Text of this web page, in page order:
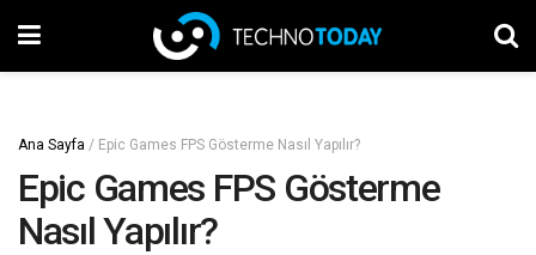
Ana Sayfa / Epic Games FPS Gösterme Nasıl Yapılır?
Epic Games FPS Gösterme
Nasıl Yapılır?